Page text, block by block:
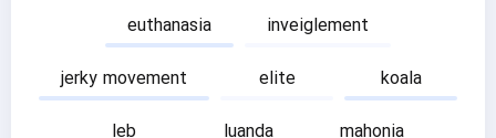
euthanasia
inveiglement
jerky movement
elite
koala
leb
luanda
mahonia